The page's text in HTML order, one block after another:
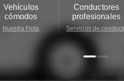
Vehículos
cómodos
Nuestra Flota
Conductores
profesionales
Servicios de